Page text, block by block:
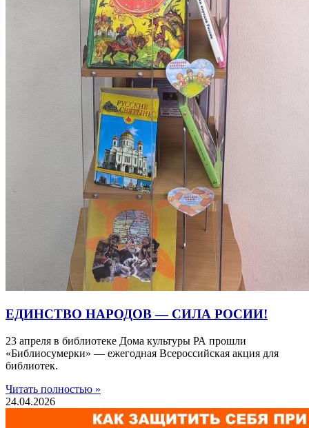
ЕДИНСТВО НАРОДОВ — СИЛА РОСИИ!
23 апреля в библиотеке Дома культуры РА прошли
«Библиосумерки» — ежегодная Всероссийская акция для
библиотек.
Читать полностью »
24.04.2026